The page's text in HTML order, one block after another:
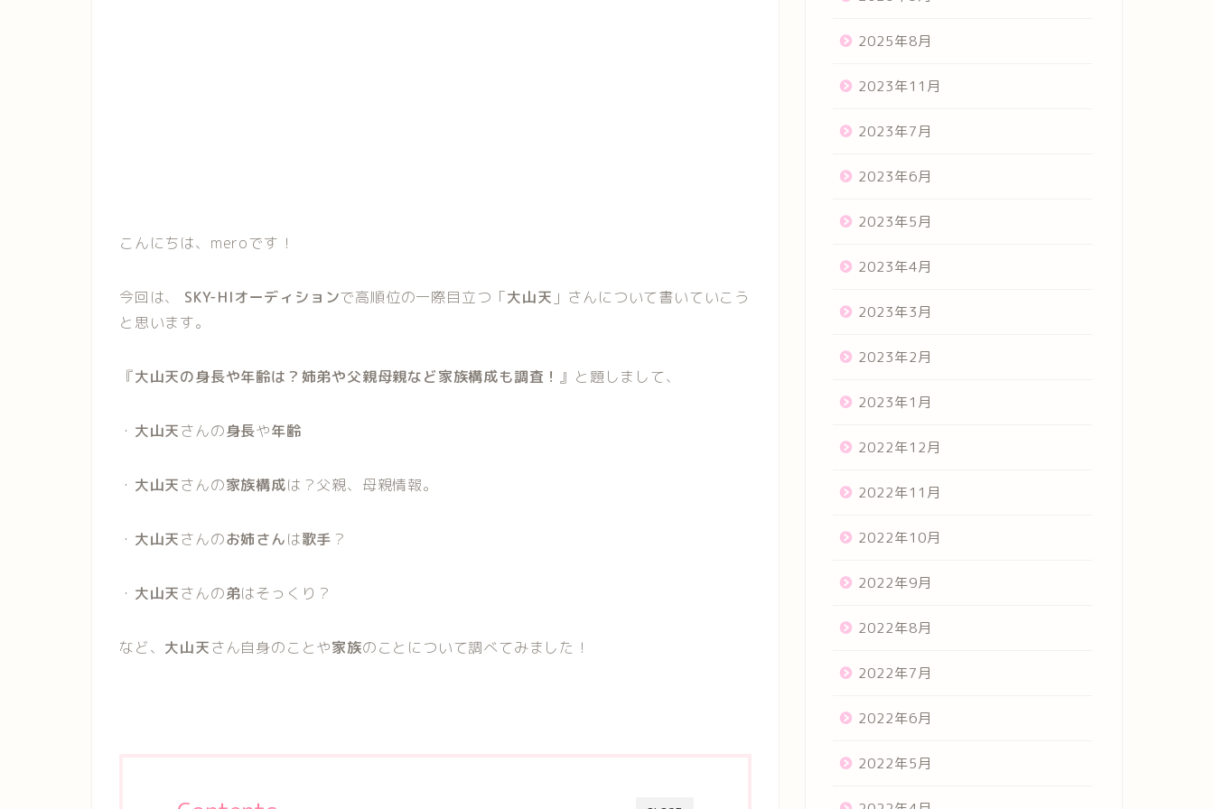
こんにちは、meroです！
今回は、 SKY-HIオーディションで高順位の一際目立つ「大山天 」さんについて書いていこう
と思います。
『大山天の身長や年齢は？姉弟や父親母親など家族構成も調査！ 』と題しまして、
・ 大山天さんの身長や年齢
・ 大山天さんの家族構成は？父親、母親情報。
・ 大山天さんのお姉さんは歌手 ？
・ 大山天さんの弟はそっくり？
など、 大山天さん自身のことや家族のことについて調べてみました！
2025年8月
2023年11月
2023年7月
2023年6月
2023年5月
2023年4月
2023年3月
2023年2月
2023年1月
2022年12月
2022年11月
2022年10月
2022年9月
2022年8月
2022年7月
2022年6月
2022年5月